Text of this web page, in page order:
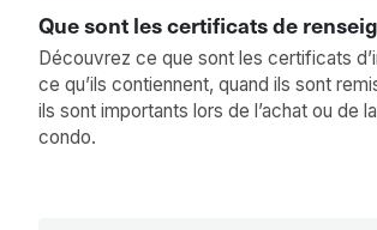
Que sont les certificats de
Découvrez ce que sont les certificats
ce qu’ils contiennent, quand ils sont
ils sont importants lors de l’achat ou de
condo.